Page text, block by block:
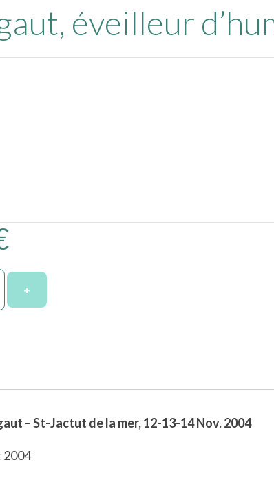
éveilleur
+
– St-Jactut de la mer, 12-13-14 Nov. 2004
2004